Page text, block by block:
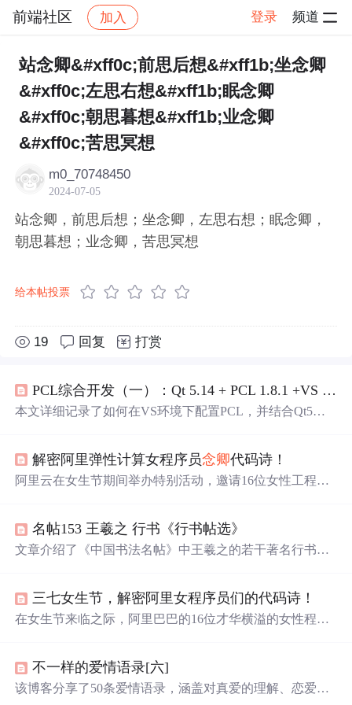
前端社区 加入 登录 频道
社区 前端社区 感慨 帖子详情
站念卿&#xff0c;前思后想&#xff1b;坐念卿
&#xff0c;左思右想&#xff1b;眠念卿
&#xff0c;朝思暮想&#xff1b;业念卿
&#xff0c;苦思冥想
m0_70748450
2024-07-05
站念卿，前思后想；坐念卿，左思右想；眠念卿，
朝思暮想；业念卿，苦思冥想
给本帖投票
19 回复 打赏
PCL综合开发（一）：Qt 5.14 + PCL 1.8.1 +VS 2017环境配置
本文详细记录了如何在VS环境下配置PCL，并结合Qt5界
配置参考。
解密阿里弹性计算女程序员念卿代码诗！
阿里云在女生节期间举办特别活动，邀请16位女性工程师
异构计算入门、企业级存储市场分析、Mac软件推荐、图
像识别技术揭秘、ECS运维技巧、镜像预设密码、标签管
名帖153 王羲之 行书《行书帖选》
文章介绍了《中国书法名帖》中王羲之的若干著名行书作
法艺术和家族传承。
三七女生节，解密阿里女程序员们的代码诗！
在女生节来临之际，阿里巴巴的16位才华横溢的女性程序
不一样的爱情语录[六]
该博客分享了50条爱情语录，涵盖对真爱的理解、恋爱与